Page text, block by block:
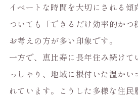
イベートな時間を大切にされる傾
ついても「できるだけ効率的かつ
お考えの方が多い印象です。
一方で、恵比寿に長年住み続けて
っしゃり、地域に根付いた温かい
れています。こうした多様な住民